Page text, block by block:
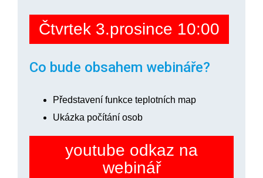
Čtvrtek 3.prosince 10:00
Co bude obsahem webináře?
Představení funkce teplotních map
Ukázka počítání osob
youtube odkaz na
webinář